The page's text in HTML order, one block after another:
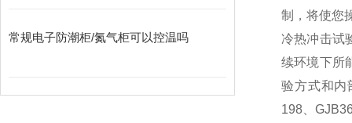
常规电子防潮柜/氮气柜可以控温吗
制，将使您
冷热冲击试
续环境下所
验方式和内
198、